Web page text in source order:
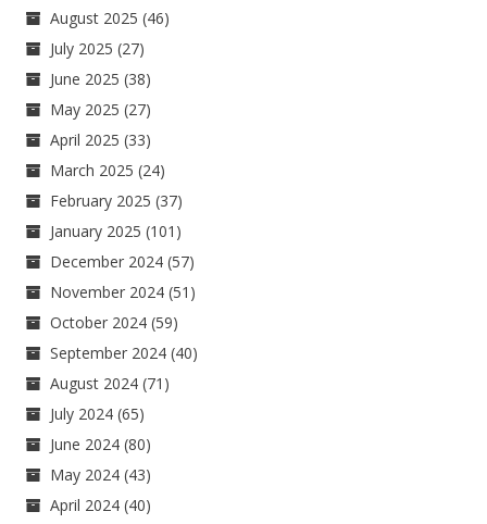
August 2025 (46)
July 2025 (27)
June 2025 (38)
May 2025 (27)
April 2025 (33)
March 2025 (24)
February 2025 (37)
January 2025 (101)
December 2024 (57)
November 2024 (51)
October 2024 (59)
September 2024 (40)
August 2024 (71)
July 2024 (65)
June 2024 (80)
May 2024 (43)
April 2024 (40)